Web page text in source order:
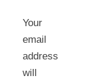
Your
email
address
will